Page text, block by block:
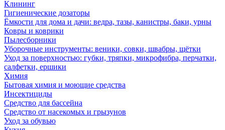
Клининг
Гигиенические дозаторы
Ёмкости для дома и дачи: ведра, тазы, канистры, баки, урны
Ковры и коврики
Пылесборники
Уборочные инструменты: веники, совки, швабры, щётки
Уход за поверхностью: губки, тряпки, микрофибра, перчатки,
салфетки, ершики
Химия
Бытовая химия и моющие средства
Инсектициды
Средство для бассейна
Средство от насекомых и грызунов
Уход за обувью